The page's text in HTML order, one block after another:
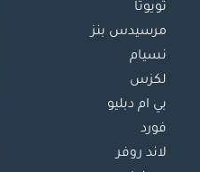
تويوتا
مرسيدس بنز
نسيام
لكزس
بي ام دبليو
فورد
لاند روفر